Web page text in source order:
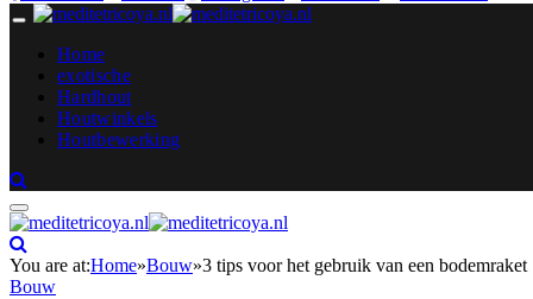
Home
exotische
Hardhout
Houtwinkels
Houtbewerking
You are at:Home»Bouw»3 tips voor het gebruik van een bodemraket
Bouw